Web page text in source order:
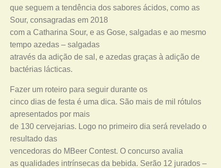
que seguem a tendência dos sabores ácidos, como as
Sour, consagradas em 2018
com a Catharina Sour, e as Gose, salgadas e ao mesmo
tempo azedas – salgadas
através da adição de sal, e azedas graças à adição de
bactérias lácticas.
Fazer um roteiro para seguir durante os
cinco dias de festa é uma dica. São mais de mil rótulos
apresentados por mais
de 130 cervejarias. Logo no primeiro dia será revelado o
resultado das
vencedoras do MBeer Contest. O concurso avalia
as qualidades intrínsecas da bebida. Serão 12 jurados –